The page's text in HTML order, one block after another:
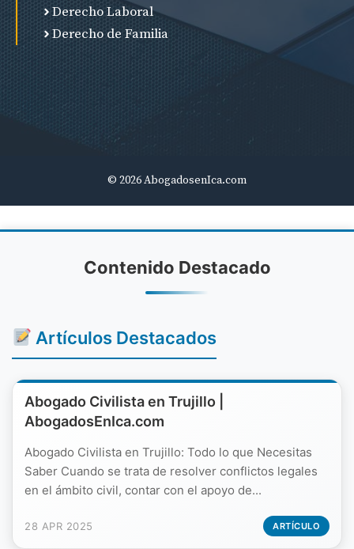
Derecho Laboral
Derecho de Familia
© 2026 AbogadosenIca.com
Contenido Destacado
Artículos Destacados
Abogado Civilista en Trujillo |
AbogadosEnIca.com
Abogado Civilista en Trujillo: Todo lo que Necesitas
Saber Cuando se trata de resolver conflictos legales
en el ámbito civil, contar con el apoyo de...
28 APR 2025 ARTÍCULO